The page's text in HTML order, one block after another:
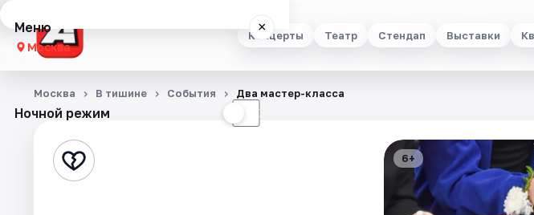
Концерты Театр Стендап Выставки
Меню ×
Москва
Концерты
Стендап
Ночной режим ☾
Москва В тишине События Два мастер-класса
6+